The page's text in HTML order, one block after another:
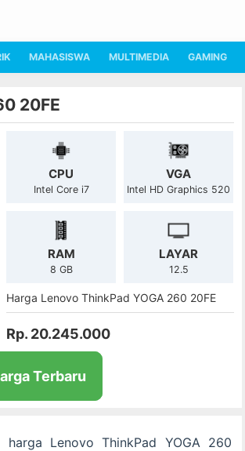
MAHASISWA MULTIMEDIA GAMING
20FE
CPU
Intel Core i7
VGA
Intel HD Graphics 520
RAM
8 GB
LAYAR
12.5
Harga Lenovo ThinkPad YOGA 260 20FE
Rp. 20.245.000
Terbaru
Lenovo ThinkPad YOGA 260